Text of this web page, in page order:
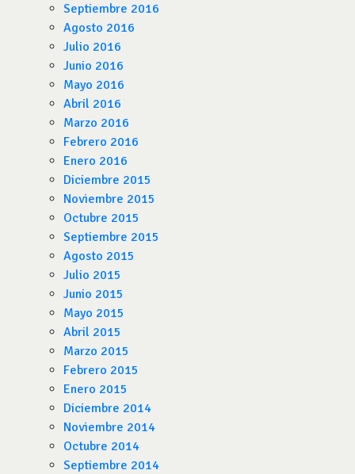
Septiembre 2016
Agosto 2016
Julio 2016
Junio 2016
Mayo 2016
Abril 2016
Marzo 2016
Febrero 2016
Enero 2016
Diciembre 2015
Noviembre 2015
Octubre 2015
Septiembre 2015
Agosto 2015
Julio 2015
Junio 2015
Mayo 2015
Abril 2015
Marzo 2015
Febrero 2015
Enero 2015
Diciembre 2014
Noviembre 2014
Octubre 2014
Septiembre 2014